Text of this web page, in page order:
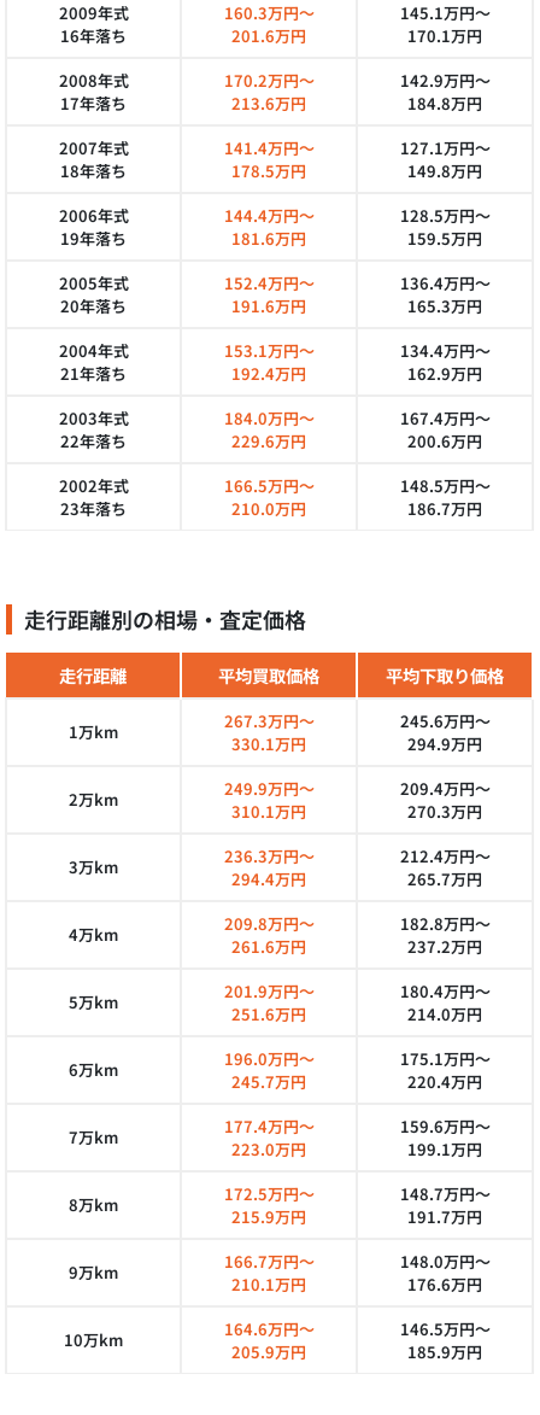
2009年式
16年落ち
160.3万円～
201.6万円
145.1万円～
170.1万円
2008年式
17年落ち
170.2万円～
213.6万円
142.9万円～
184.8万円
2007年式
18年落ち
141.4万円～
178.5万円
127.1万円～
149.8万円
2006年式
19年落ち
144.4万円～
181.6万円
128.5万円～
159.5万円
2005年式
20年落ち
152.4万円～
191.6万円
136.4万円～
165.3万円
2004年式
21年落ち
153.1万円～
192.4万円
134.4万円～
162.9万円
2003年式
22年落ち
184.0万円～
229.6万円
167.4万円～
200.6万円
2002年式
23年落ち
166.5万円～
210.0万円
148.5万円～
186.7万円
走行距離別の相場・査定価格
走行距離 平均買取価格 平均下取り価格
1万km
267.3万円～
330.1万円
245.6万円～
294.9万円
2万km
249.9万円～
310.1万円
209.4万円～
270.3万円
3万km
236.3万円～
294.4万円
212.4万円～
265.7万円
4万km
209.8万円～
261.6万円
182.8万円～
237.2万円
5万km
201.9万円～
251.6万円
180.4万円～
214.0万円
6万km
196.0万円～
245.7万円
175.1万円～
220.4万円
7万km
177.4万円～
223.0万円
159.6万円～
199.1万円
8万km
172.5万円～
215.9万円
148.7万円～
191.7万円
9万km
166.7万円～
210.1万円
148.0万円～
176.6万円
10万km
164.6万円～
205.9万円
146.5万円～
185.9万円